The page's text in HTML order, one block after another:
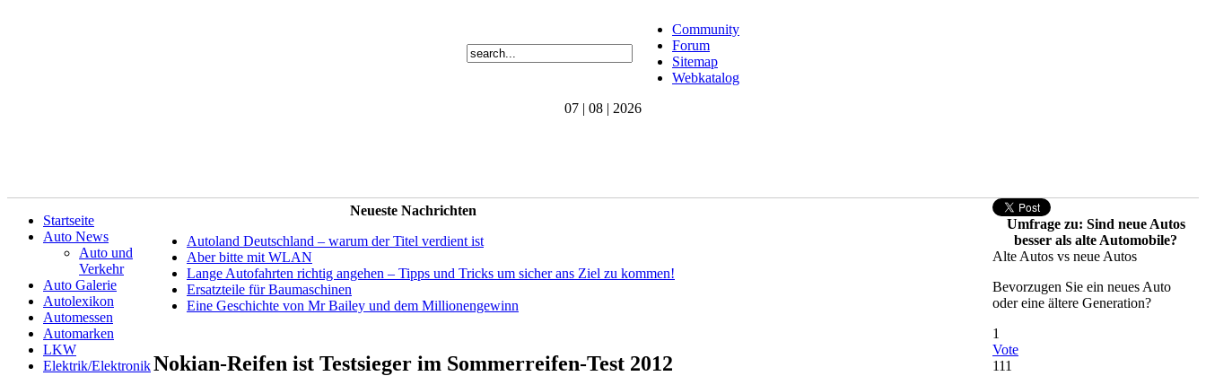
Community
Forum
Sitemap
Webkatalog
07 | 08 | 2026
Startseite
Auto News
Auto und
Verkehr
Auto Galerie
Autolexikon
Automessen
Automarken
LKW
Elektrik/Elektronik
Neueste Nachrichten
Autoland Deutschland – warum der Titel verdient ist
Aber bitte mit WLAN
Lange Autofahrten richtig angehen – Tipps und Tricks um sicher ans Ziel zu kommen!
Ersatzteile für Baumaschinen
Eine Geschichte von Mr Bailey und dem Millionengewinn
Nokian-Reifen ist Testsieger im Sommerreifen-Test 2012
Umfrage zu: Sind neue Autos
besser als alte Automobile?
Alte Autos vs neue Autos
Bevorzugen Sie ein neues Auto
oder eine ältere Generation?
1
Vote
111